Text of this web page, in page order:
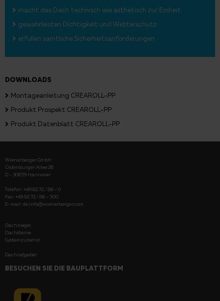
macht das Dach technisch wie ästhetisch zur Einheit
gewährleisten Dichtigkeit und Wetterschutz
erfüllen sämtliche Sicherheitsanforderungen
DOWNLOADS
Montageanleitung CREAROLL-PP
Produkt Prospekt CREAROLL-PP
Produkt Datenblatt CREAROLL-PP
Wienerberger GmbH
Oldenburger Allee 26
D - 30659 Hannover
Telefon: +49 82 72 / 86 - 0
Fax: +49 82 72 / 86 - 500
E-mail: de.info@wienerberger.com
Dachziegel
Dachsteine
Systemzubehör
Dachratgeber
BESUCHEN SIE DIE BAUPLATTFORM